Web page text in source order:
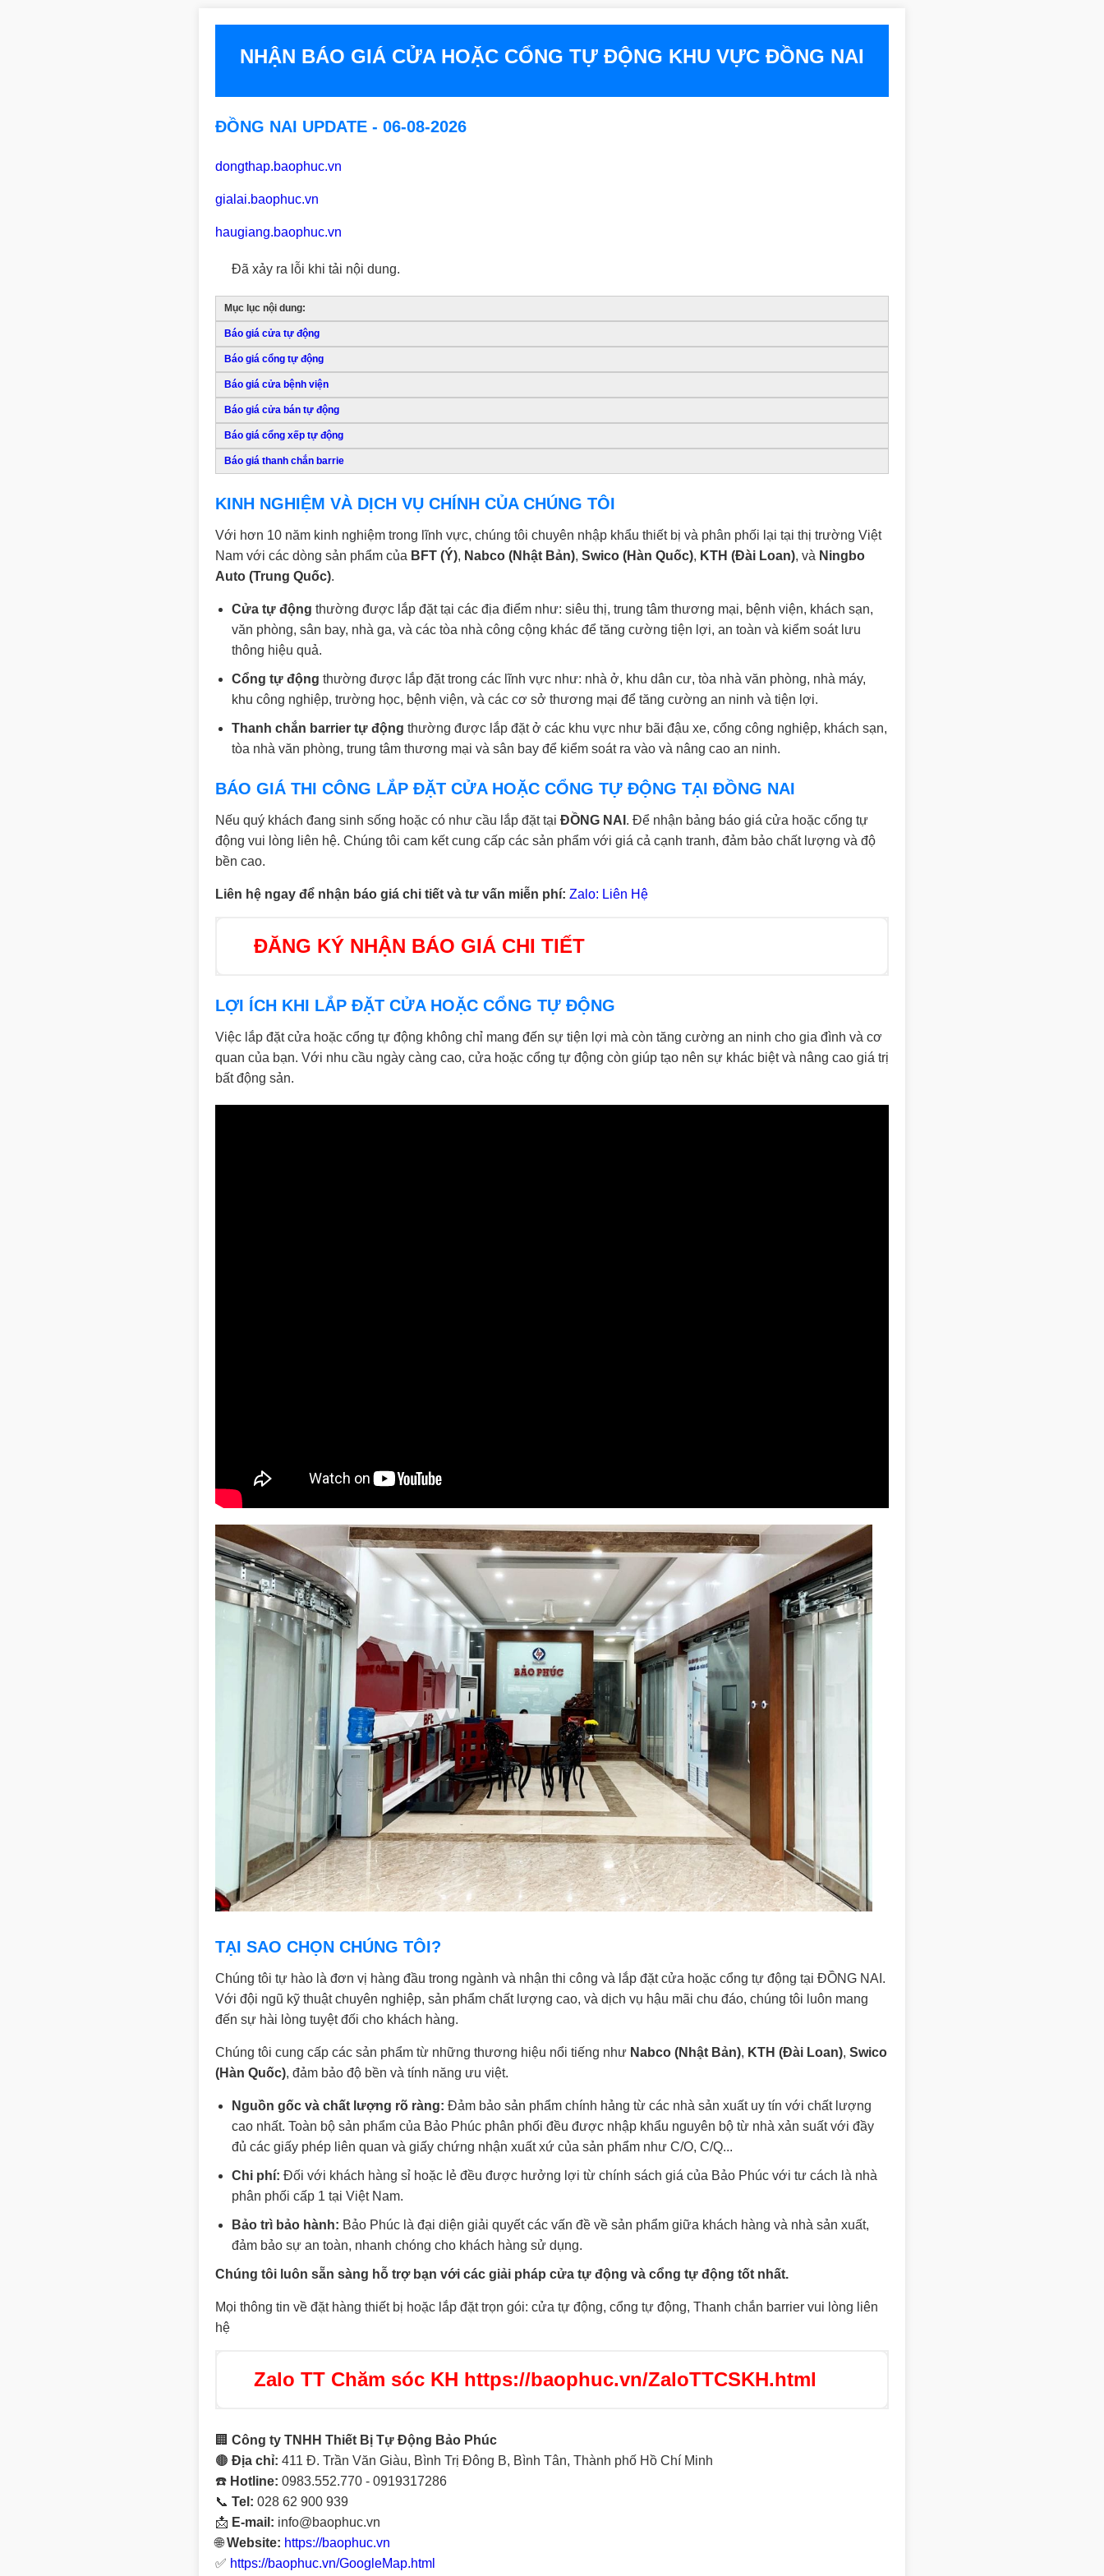
NHẬN BÁO GIÁ CỬA HOẶC CỔNG TỰ ĐỘNG KHU VỰC ĐỒNG NAI
ĐỒNG NAI UPDATE - 06-08-2026
dongthap.baophuc.vn
gialai.baophuc.vn
haugiang.baophuc.vn
Đã xảy ra lỗi khi tải nội dung.
Mục lục nội dung:
Báo giá cửa tự động
Báo giá cổng tự động
Báo giá cửa bệnh viện
Báo giá cửa bán tự động
Báo giá cổng xếp tự động
Báo giá thanh chắn barrie
KINH NGHIỆM VÀ DỊCH VỤ CHÍNH CỦA CHÚNG TÔI
Với hơn 10 năm kinh nghiệm trong lĩnh vực, chúng tôi chuyên nhập khẩu thiết bị và phân phối lại tại thị trường Việt
Nam với các dòng sản phẩm của BFT (Ý), Nabco (Nhật Bản), Swico (Hàn Quốc), KTH (Đài Loan), và Ningbo
Auto (Trung Quốc).
Cửa tự động thường được lắp đặt tại các địa điểm như: siêu thị, trung tâm thương mại, bệnh viện, khách sạn,
văn phòng, sân bay, nhà ga, và các tòa nhà công cộng khác để tăng cường tiện lợi, an toàn và kiểm soát lưu
thông hiệu quả.
Cổng tự động thường được lắp đặt trong các lĩnh vực như: nhà ở, khu dân cư, tòa nhà văn phòng, nhà máy,
khu công nghiệp, trường học, bệnh viện, và các cơ sở thương mại để tăng cường an ninh và tiện lợi.
Thanh chắn barrier tự động thường được lắp đặt ở các khu vực như bãi đậu xe, cổng công nghiệp, khách sạn,
tòa nhà văn phòng, trung tâm thương mại và sân bay để kiểm soát ra vào và nâng cao an ninh.
BÁO GIÁ THI CÔNG LẮP ĐẶT CỬA HOẶC CỔNG TỰ ĐỘNG TẠI ĐỒNG NAI
Nếu quý khách đang sinh sống hoặc có như cầu lắp đặt tại ĐỒNG NAI . Để nhận bảng báo giá cửa hoặc cổng tự
động vui lòng liên hệ. Chúng tôi cam kết cung cấp các sản phẩm với giá cả cạnh tranh, đảm bảo chất lượng và độ
bền cao.
Liên hệ ngay để nhận báo giá chi tiết và tư vấn miễn phí: Zalo: Liên Hệ
ĐĂNG KÝ NHẬN BÁO GIÁ CHI TIẾT
LỢI ÍCH KHI LẮP ĐẶT CỬA HOẶC CỔNG TỰ ĐỘNG
Việc lắp đặt cửa hoặc cổng tự động không chỉ mang đến sự tiện lợi mà còn tăng cường an ninh cho gia đình và cơ
quan của bạn. Với nhu cầu ngày càng cao, cửa hoặc cổng tự động còn giúp tạo nên sự khác biệt và nâng cao giá trị
bất động sản.
TẠI SAO CHỌN CHÚNG TÔI?
Chúng tôi tự hào là đơn vị hàng đầu trong ngành và nhận thi công và lắp đặt cửa hoặc cổng tự động tại ĐỒNG NAI.
Với đội ngũ kỹ thuật chuyên nghiệp, sản phẩm chất lượng cao, và dịch vụ hậu mãi chu đáo, chúng tôi luôn mang
đến sự hài lòng tuyệt đối cho khách hàng.
Chúng tôi cung cấp các sản phẩm từ những thương hiệu nổi tiếng như Nabco (Nhật Bản), KTH (Đài Loan), Swico
(Hàn Quốc), đảm bảo độ bền và tính năng ưu việt.
Nguồn gốc và chất lượng rõ ràng: Đảm bảo sản phẩm chính hảng từ các nhà sản xuất uy tín với chất lượng
cao nhất. Toàn bộ sản phẩm của Bảo Phúc phân phối đều được nhập khẩu nguyên bộ từ nhà xản suất với đầy
đủ các giấy phép liên quan và giấy chứng nhận xuất xứ của sản phẩm như C/O, C/Q...
Chi phí: Đối với khách hàng sỉ hoặc lẻ đều được hưởng lợi từ chính sách giá của Bảo Phúc với tư cách là nhà
phân phối cấp 1 tại Việt Nam.
Bảo trì bảo hành: Bảo Phúc là đại diện giải quyết các vấn đề về sản phẩm giữa khách hàng và nhà sản xuất,
đảm bảo sự an toàn, nhanh chóng cho khách hàng sử dụng.
Chúng tôi luôn sẵn sàng hỗ trợ bạn với các giải pháp cửa tự động và cổng tự động tốt nhất.
Mọi thông tin về đặt hàng thiết bị hoặc lắp đặt trọn gói: cửa tự động, cổng tự động, Thanh chắn barrier vui lòng liên
hệ
Zalo TT Chăm sóc KH https://baophuc.vn/ZaloTTCSKH.html
🏢 Công ty TNHH Thiết Bị Tự Động Bảo Phúc
🟤 Địa chỉ: 411 Đ. Trần Văn Giàu, Bình Trị Đông B, Bình Tân, Thành phố Hồ Chí Minh
☎️ Hotline: 0983.552.770 - 0919317286
📞 Tel: 028 62 900 939
📩 E-mail: info@baophuc.vn
🌐Website: https://baophuc.vn
✅ https://baophuc.vn/GoogleMap.html